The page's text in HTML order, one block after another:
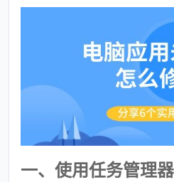
一、使用任务管理